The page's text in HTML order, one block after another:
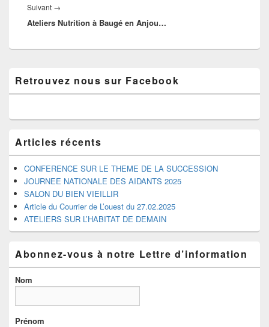
Suivant →
suivant :
Ateliers Nutrition à Baugé en Anjou…
principale
de
pour
barre
latérale
Retrouvez nous sur Facebook
Articles récents
CONFERENCE SUR LE THEME DE LA SUCCESSION
JOURNEE NATIONALE DES AIDANTS 2025
SALON DU BIEN VIEILLIR
Article du Courrier de L’ouest du 27.02.2025
ATELIERS SUR L’HABITAT DE DEMAIN
Abonnez-vous à notre Lettre d’information
Nom
Prénom